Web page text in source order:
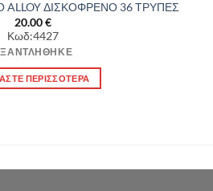
ΔΙΣΚΟΦΡΕΝΟ 36 ΤΡΥΠΕΣ
20.00€
Κωδ:4427
ΠΕΡΙΣΣΌΤΕΡΑ